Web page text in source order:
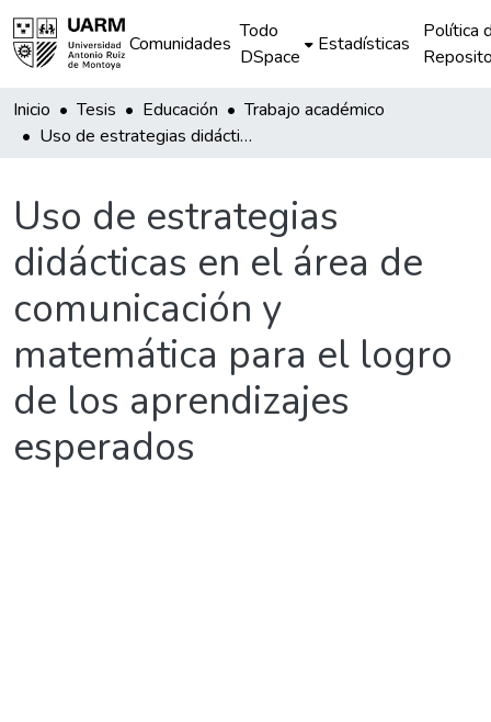
Comunidades
Todo
DSpace
Estadísticas
Política
Inicio Tesis Educación
Trabajo académico
Uso de estrategias didácticas en el área de comunicación y matemática para el logro de los aprendizajes esperados
Uso de estrategias
didácticas en el área de
comunicación y
matemática para el logro
de los aprendizajes
esperados